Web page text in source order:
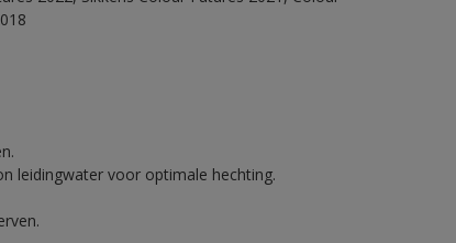
leidingwater voor optimale hechting.